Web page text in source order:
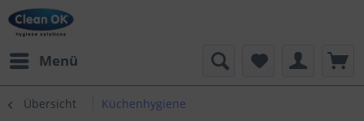
Menü
Übersicht Küchenhygiene